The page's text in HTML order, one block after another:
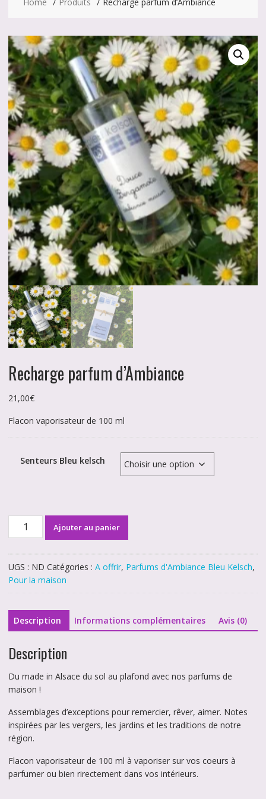
Recharge parfum d’Ambiance
21,00€
Flacon vaporisateur de 100 ml
Senteurs Bleu kelsch
quantité
d'Ambiance
Ajouter au panier
UGS : ND Catégories : A offrir, Parfums d'Ambiance Bleu Kelsch,
Pour la maison
Description Informations complémentaires Avis (0)
Description
Du made in Alsace du sol au plafond avec nos parfums de
maison !
Assemblages d’exceptions pour remercier, rêver, aimer. Notes
inspirées par les vergers, les jardins et les traditions de notre
région.
Flacon vaporisateur de 100 ml à vaporiser sur vos coeurs à
parfumer ou bien rirectement dans vos intérieurs.